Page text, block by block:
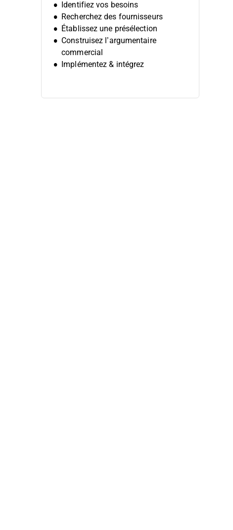
Identifiez vos besoins
Recherchez des fournisseurs
Établissez une présélection
Construisez l’argumentaire
commercial
Implémentez & intégrez